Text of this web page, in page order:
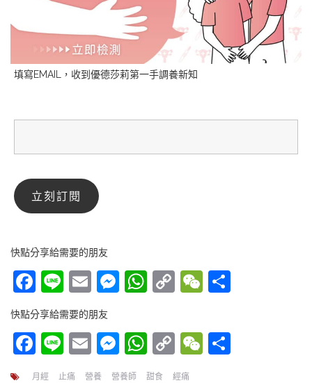
填寫EMAIL，收到優德莎莉第一手調養新知
快點分享給需要的朋友
Facebook
LineEmailMessenger
WhatsApp
CopyWeChat
快點分享給需要的朋友
Facebook
LineEmailMessenger
WhatsApp
Copy
Link
WeChat
月經 止痛 營養 營養師 甜食 經痛